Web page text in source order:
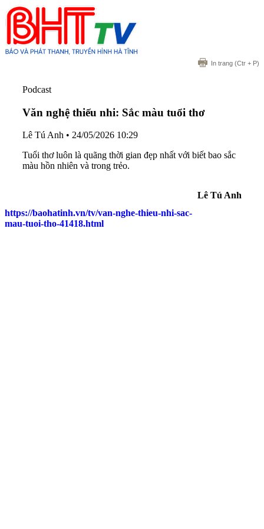
In trang (Ctr + P)
Podcast
Văn nghệ thiếu nhi: Sắc màu tuổi thơ
Lê Tú Anh • 24/05/2026 10:29
Tuổi thơ luôn là quãng thời gian đẹp nhất với biết bao sắc
màu hồn nhiên và trong trẻo.
Lê Tú Anh
https://baohatinh.vn/tv/van-nghe-thieu-nhi-sac-
mau-tuoi-tho-41418.html